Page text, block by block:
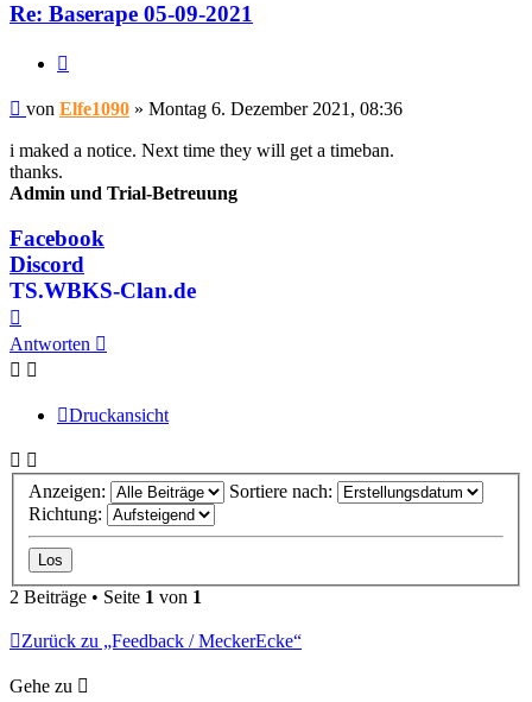
Re: Baserape 05-09-2021
Beitrag
von Elfe1090 » Montag 6. Dezember 2021, 08:36
i maked a notice. Next time they will get a timeban.
thanks.
Admin und Trial-Betreuung
Facebook
Discord
TS.WBKS-Clan.de
oben
Antworten
Druckansicht
Anzeigen:
Sortiere nach:
Richtung:
2 Beiträge • Seite 1 von 1
Zurück zu „Feedback / MeckerEcke“
Gehe zu